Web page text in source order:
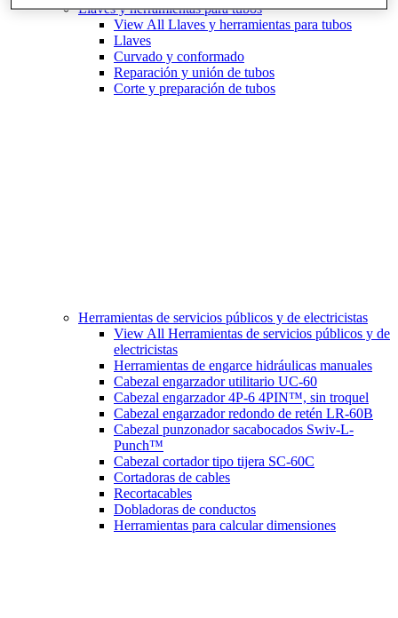
Llaves y herramientas para tubos
View All Llaves y herramientas para tubos
Llaves
Curvado y conformado
Reparación y unión de tubos
Corte y preparación de tubos
Herramientas de servicios públicos y de electricistas
View All Herramientas de servicios públicos y de
electricistas
Herramientas de engarce hidráulicas manuales
Cabezal engarzador utilitario UC-60
Cabezal engarzador 4P-6 4PIN™, sin troquel
Cabezal engarzador redondo de retén LR-60B
Cabezal punzonador sacabocados Swiv-L-
Punch™
Cabezal cortador tipo tijera SC-60C
Cortadoras de cables
Recortacables
Dobladoras de conductos
Herramientas para calcular dimensiones